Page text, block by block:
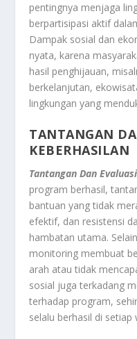
pentingnya menjaga
berpartisipasi aktif
Dampak sosial dan
nyata, karena
hasil penghijauan,
berkelanjutan,
lingkungan yang
TANTANGAN
KEBERHASILAN
Tantangan Dan
program berhasil,
bantuan yang tidak
efektif, dan resistensi
hambatan utama.
monitoring membuat
arah atau tidak
sosial juga terkadang
terhadap program,
selalu berhasil di setiap